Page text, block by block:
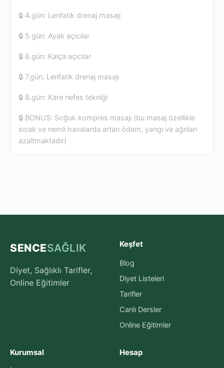
🔒 4.gün: Lenfatik drenaj masajı
🔒 5.gün: Ayak açıcılar
🔒 6.gün: Kalça açıcılar
🔒 7.gün: Lenfatik drenaj masajı
🔒 8.gün: Kare nefes tekniği
🔒 BONUS: Soğuk kompres masajı (bu masaj özellikle
sıcak ve nemli havalarda artan ödem, yangı ve ağrıları
azaltmaktadır)
SENCESAĞLIK
Diyet, Sağlıklı Tarifler,
Online Eğitimler
Keşfet
Blog
Diyet Listeleri
Tarifler
Canlı Dersler
Online Eğitimler
Kurumsal Hesap